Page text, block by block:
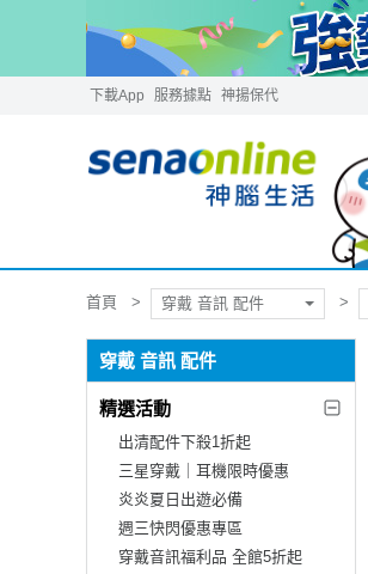
下載App 服務據點 神揚保代
首頁 穿戴 音訊 配件
穿戴 音訊 配件
精選活動
出清配件下殺1折起
三星穿戴｜耳機限時優惠
炎炎夏日出遊必備
週三快閃優惠專區
穿戴音訊福利品 全館5折起